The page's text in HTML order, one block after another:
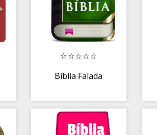
Bíblia Falada